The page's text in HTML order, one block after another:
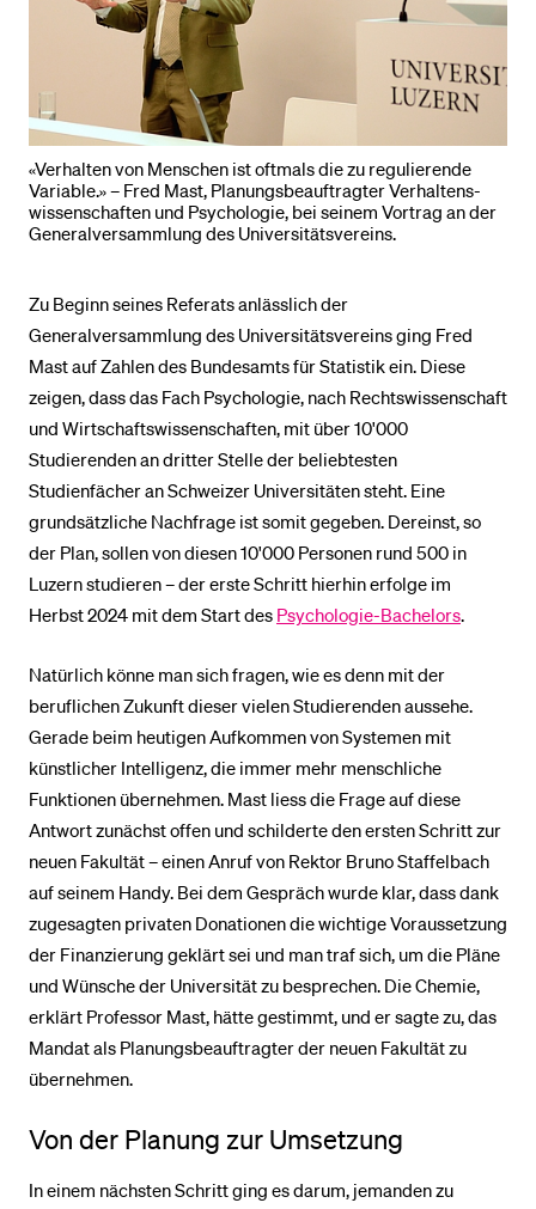
«Verhalten von Menschen ist oftmals die zu regulierende
Variable.» – Fred Mast, Planungsbeauftragter Verhaltens­
wissenschaften und Psychologie, bei seinem Vortrag an der
General­versammlung des Universitäts­vereins.
Zu Beginn seines Referats anlässlich der
Generalversammlung des Universitäts­vereins ging Fred
Mast auf Zahlen des Bundesamts für Statistik ein. Diese
zeigen, dass das Fach Psychologie, nach Rechtswissenschaft
und Wirtschafts­wissenschaften, mit über 10'000
Studierenden an dritter Stelle der beliebtesten
Studienfächer an Schweizer Universitäten steht. Eine
grundsätzliche Nachfrage ist somit gegeben. Dereinst, so
der Plan, sollen von diesen 10'000 Personen rund 500 in
Luzern studieren – der erste Schritt hierhin erfolge im
Herbst 2024 mit dem Start des Psychologie-Bachelors.
Natürlich könne man sich fragen, wie es denn mit der
beruflichen Zukunft dieser vielen Studierenden aussehe.
Gerade beim heutigen Aufkommen von Systemen mit
künstlicher Intelligenz, die immer mehr menschliche
Funktionen übernehmen. Mast liess die Frage auf diese
Antwort zunächst offen und schilderte den ersten Schritt zur
neuen Fakultät – einen Anruf von Rektor Bruno Staffelbach
auf seinem Handy. Bei dem Gespräch wurde klar, dass dank
zugesagten privaten Donationen die wichtige Voraussetzung
der Finanzierung geklärt sei und man traf sich, um die Pläne
und Wünsche der Universität zu besprechen. Die Chemie,
erklärt Professor Mast, hätte gestimmt, und er sagte zu, das
Mandat als Planungsbeauftragter der neuen Fakultät zu
übernehmen.
Von der Planung zur Umsetzung
In einem nächsten Schritt ging es darum, jemanden zu